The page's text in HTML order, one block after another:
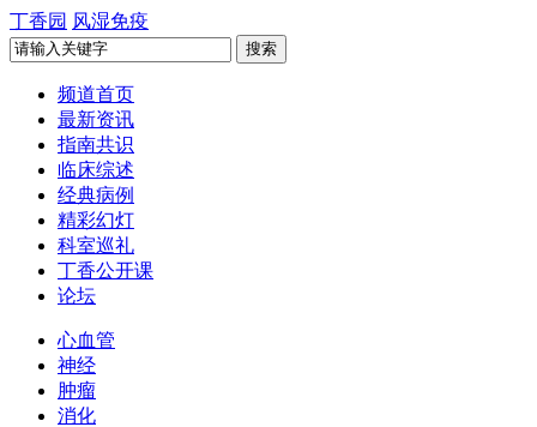
丁香园 风湿免疫
频道首页
最新资讯
指南共识
临床综述
经典病例
精彩幻灯
科室巡礼
丁香公开课
论坛
心血管
神经
肿瘤
消化